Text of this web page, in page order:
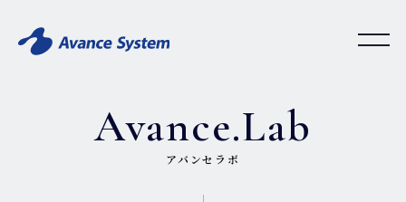
Avance.Lab
アバンセラボ